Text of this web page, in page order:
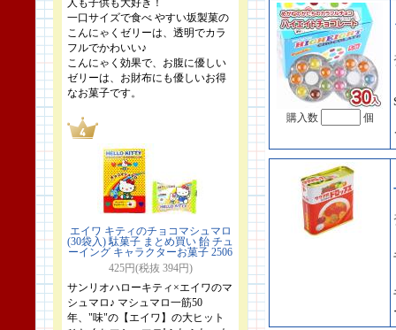
人も子供も大好き！
一口サイズで食べ やすい坂製菓の
こんにゃくゼリーは、透明でカラ
フルでかわいい♪
こんにゃく効果で、お腹に優しい
ゼリーは、お財布にも優しいお得
なお菓子です。
エイワ キティのチョコマシュマロ
(30袋入) 駄菓子 まとめ買い 飴 チュ
ーイング キャラクターお菓子 2506
425円(税抜 394円)
サンリオハローキティ×エイワのマ
シュマロ♪ マシュマロ一筋50
年、"味"の【エイワ】の大ヒット
購入数 個